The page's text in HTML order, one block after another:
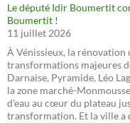
Le député Idir Boumertit
Boumertit !
11 juillet 2026
À Vénissieux, la rénovation
transformations majeures
Darnaise, Pyramide, Léo
la zone marché-
d'eau au cœur du plateau
transformation. Et la ville a